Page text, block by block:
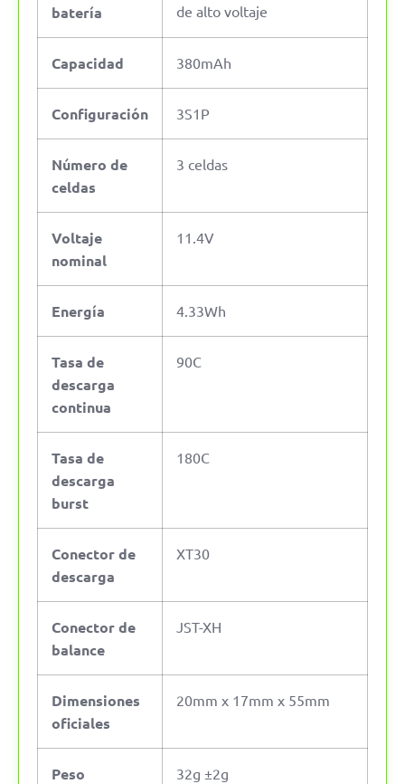
batería
de alto voltaje
Capacidad 380mAh
Configuración 3S1P
Número de
celdas
3 celdas
Voltaje
nominal
11.4V
Energía 4.33Wh
Tasa de
descarga
continua
90C
Tasa de
descarga
burst
180C
Conector de
descarga
XT30
Conector de
balance
JST-XH
Dimensiones
oficiales
20mm x 17mm x 55mm
Peso
32g ±2g